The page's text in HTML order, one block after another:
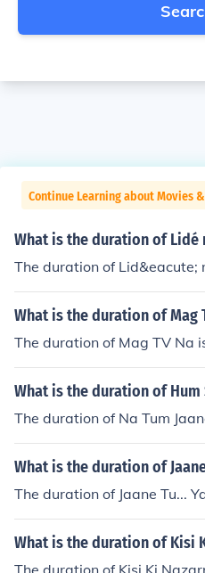
Continue Learning about Movies
What is the duration of Lidé
The duration of Lid&eacute;
What is the duration of Mag
The duration of Mag TV Na
What is the duration of Hum
The duration of Na Tum
What is the duration of Jaane
The duration of Jaane Tu...
What is the duration of Kisi
The duration of Kisi Ki